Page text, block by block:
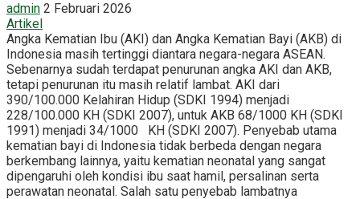
admin 2 Februari 2026
Artikel
Angka Kematian Ibu (AKI) dan Angka Kematian Bayi (AKB) di
Indonesia masih tertinggi diantara negara-negara ASEAN.
Sebenarnya sudah terdapat penurunan angka AKI dan AKB,
tetapi penurunan itu masih relatif lambat. AKI dari
390/100.000 Kelahiran Hidup (SDKI 1994) menjadi
228/100.000 KH (SDKI 2007), untuk AKB 68/1000 KH (SDKI
1991) menjadi 34/1000 KH (SDKI 2007). Penyebab utama
kematian bayi di Indonesia tidak berbeda dengan negara
berkembang lainnya, yaitu kematian neonatal yang sangat
dipengaruhi oleh kondisi ibu saat hamil, persalinan serta
perawatan neonatal. Salah satu penyebab lambatnya